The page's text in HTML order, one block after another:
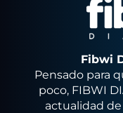
Fibwi
Pensado para
poco, FIBWI
actualidad